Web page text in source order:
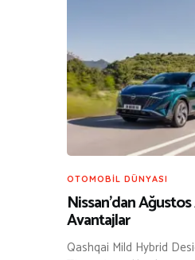
OTOMOBIL DÜNYASI
Nissan’dan
Avantajlar
Qashqai Mild Hybrid